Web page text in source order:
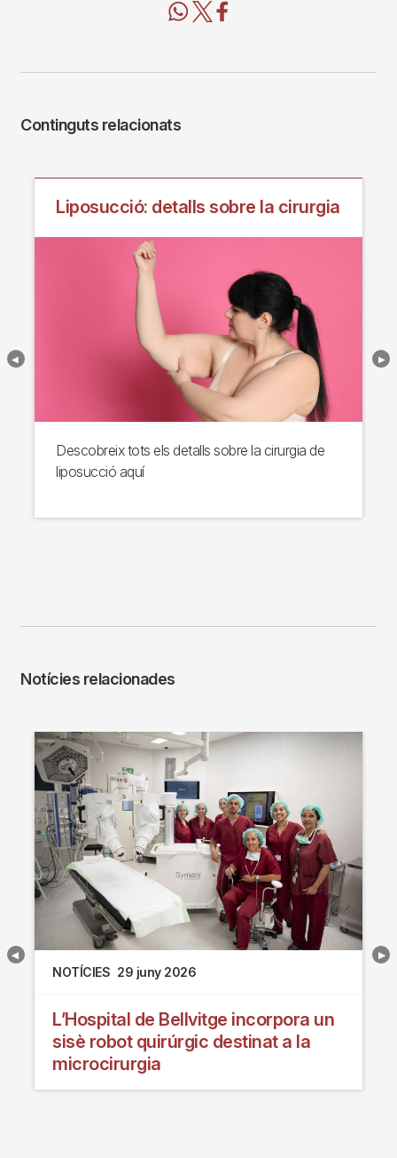
Continguts relacionats
Liposucció: detalls sobre la cirurgia
Descobreix tots els detalls sobre la cirurgia de
liposucció aquí
Notícies relacionades
NOTÍCIES 29 juny 2026
L’Hospital de Bellvitge incorpora un
sisè robot quirúrgic destinat a la
microcirurgia